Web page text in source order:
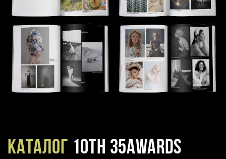
Каталог 10TH 35AWARDS